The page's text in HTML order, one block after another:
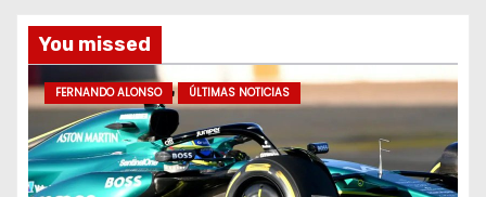
You missed
FERNANDO ALONSO ÚLTIMAS NOTICIAS